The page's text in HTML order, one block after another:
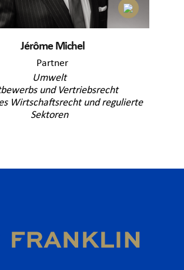
Jérôme Michel
Partner
Umwelt
und Vertriebsrecht
Wirtschaftsrecht und regulierte
Sektoren